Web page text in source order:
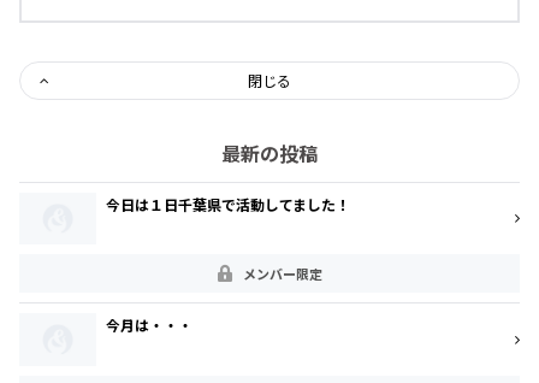
閉じる
最新の投稿
今日は１日千葉県で活動してました！
メンバー限定
今月は・・・